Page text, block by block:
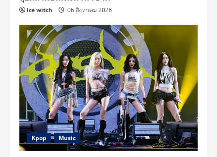
Ice witch 06 สิงหาคม 2026
Kpop Music